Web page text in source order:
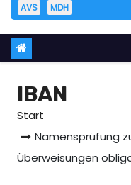
AVS
MDH
IBAN
Start
Namensprüfung
Überweisungen